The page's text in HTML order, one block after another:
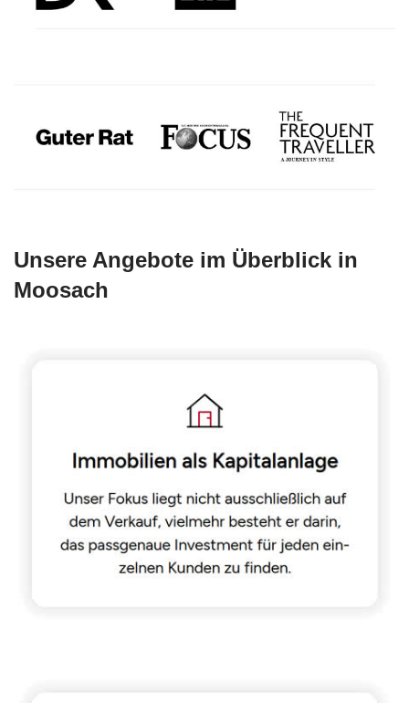
Unsere Angebote im Überblick in
Moosach